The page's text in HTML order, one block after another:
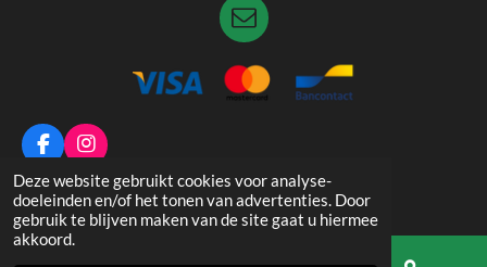
Deze website gebruikt cookies voor analyse-
doeleinden en/of het tonen van advertenties. Door
gebruik te blijven maken van de site gaat u hiermee
akkoord.
F
c
e
b
o
I
n
s
t
a
© 2026 Dierenspeciaalzaak De Pauw